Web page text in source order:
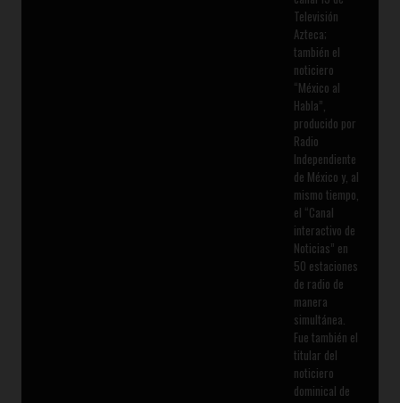
Televisión
Azteca;
también el
noticiero
“México al
Habla”,
producido por
Radio
Independiente
de México y, al
mismo tiempo,
el “Canal
interactivo de
Noticias” en
50 estaciones
de radio de
manera
simultánea.
Fue también el
titular del
noticiero
dominical de